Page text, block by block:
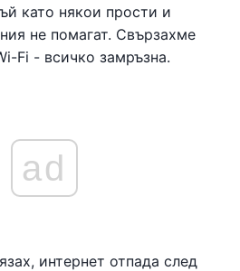
като някои прости и
не помагат. Свързахме
Fi - всичко замръзна.
ad
интернет отпада след